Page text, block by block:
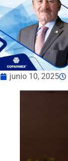
junio 10, 2025